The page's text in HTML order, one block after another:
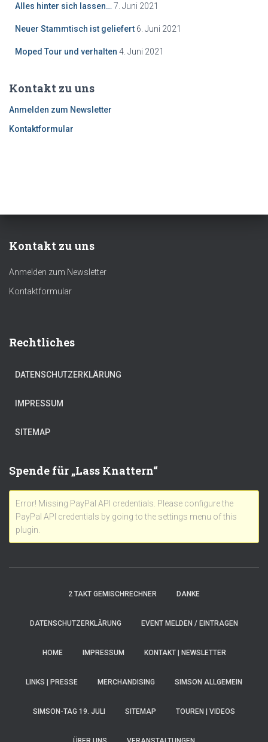
Alles hinter sich lassen… 7. Juni 2021
Neuer Stammtisch ist geliefert 6. Juni 2021
Moped Tour und verhalten 4. Juni 2021
Kontakt zu uns
Anmelden zum Newsletter
Kontaktformular
Kontakt zu uns
Anmelden zum Newsletter
Kontaktformular
Rechtliches
DATENSCHUTZERKLÄRUNG
IMPRESSUM
SITEMAP
Spende für „Lass Knattern“
Error! Missing PayPal API credentials. Please configure the
PayPal API credentials by going to the settings menu of this
plugin.
2 TAKT GEMISCHRECHNER DANKE
DATENSCHUTZERKLÄRUNG EVENT MELDEN / EINTRAGEN
HOME IMPRESSUM KONTAKT | NEWSLETTER
LINKS | PRESSE MERCHANDISING SIMSON ALLGEMEIN
SIMSON-TAG 19. JULI SITEMAP TOUREN | VIDEOS